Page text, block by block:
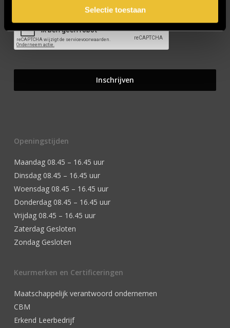
Selectie toestaan
Openingstijden
Maandag 08.45 – 16.45 uur
Dinsdag 08.45 – 16.45 uur
Woensdag 08.45 – 16.45 uur
Donderdag 08.45 – 16.45 uur
Vrijdag 08.45 – 16.45 uur
Zaterdag Gesloten
Zondag Gesloten
Keurmerken en Certificeringen
Maatschappelijk verantwoord ondernemen
CBM
Erkend Leerbedrijf